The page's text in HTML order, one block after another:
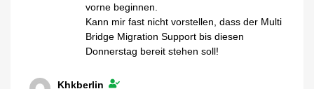
vorne beginnen.
Kann mir fast nicht vorstellen, dass der Multi
Bridge Migration Support bis diesen
Donnerstag bereit stehen soll!
Khkberlin